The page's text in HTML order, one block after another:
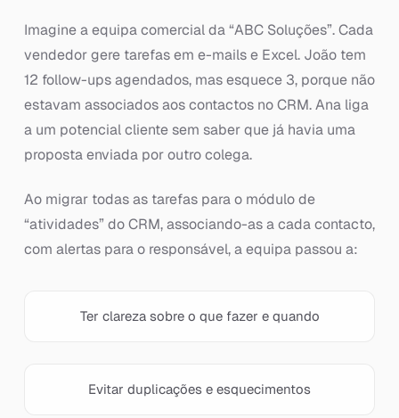
Imagine a equipa comercial da “ABC Soluções”. Cada
vendedor gere tarefas em e-mails e Excel. João tem
12 follow-ups agendados, mas esquece 3, porque não
estavam associados aos contactos no CRM. Ana liga
a um potencial cliente sem saber que já havia uma
proposta enviada por outro colega.
Ao migrar todas as tarefas para o módulo de
“atividades” do CRM, associando-as a cada contacto,
com alertas para o responsável, a equipa passou a:
Ter clareza sobre o que fazer e quando
Evitar duplicações e esquecimentos